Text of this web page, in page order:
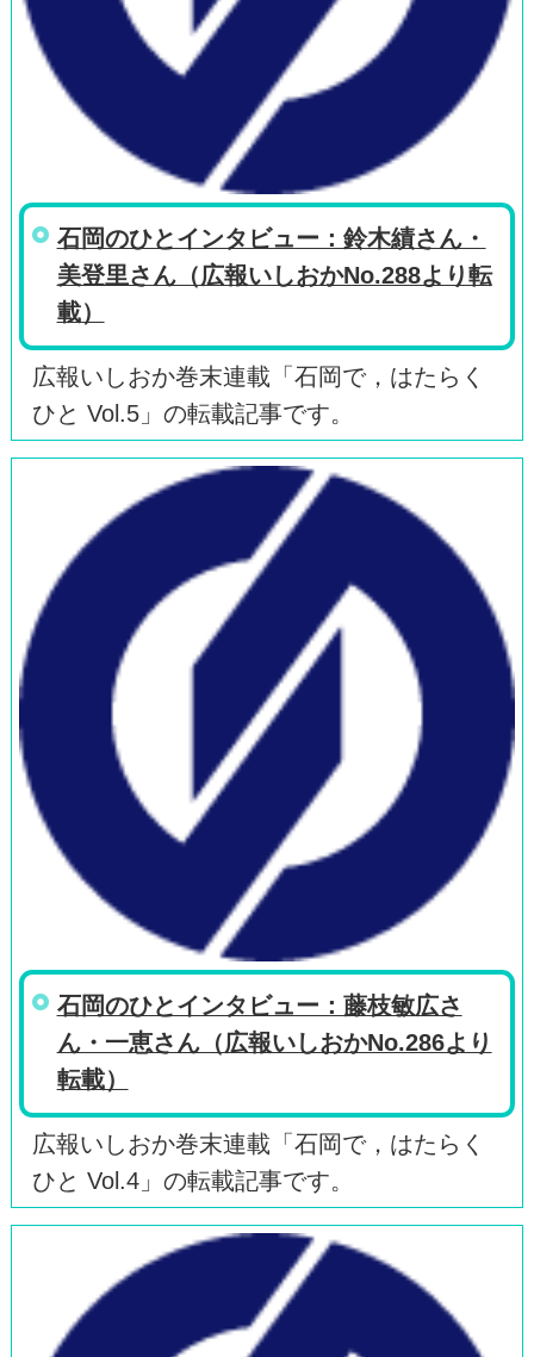
石岡のひとインタビュー：鈴木績さん・
美登里さん（広報いしおかNo.288より転
載）
広報いしおか巻末連載「石岡で，はたらく
ひと Vol.5」の転載記事です。
石岡のひとインタビュー：藤枝敏広さ
ん・一恵さん（広報いしおかNo.286より
転載）
広報いしおか巻末連載「石岡で，はたらく
ひと Vol.4」の転載記事です。